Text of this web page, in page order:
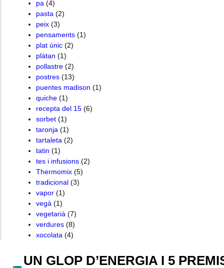
pa (4)
pasta (2)
peix (3)
pensaments (1)
plat únic (2)
plàtan (1)
pollastre (2)
postres (13)
puentes madison (1)
quiche (1)
recepta del 15 (6)
sorbet (1)
taronja (1)
tartaleta (2)
tatin (1)
tes i infusions (2)
Thermomix (5)
tradicional (3)
vapor (1)
vegà (1)
vegetarià (7)
verdures (8)
xocolata (4)
UN GLOP D’ENERGIA I 5